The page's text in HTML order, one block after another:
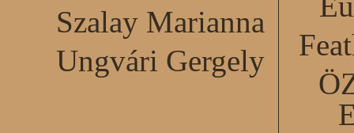
Szalay Marianna
Ungvári Gergely